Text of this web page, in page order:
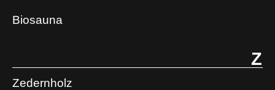
Biosauna
Z
Zedernholz